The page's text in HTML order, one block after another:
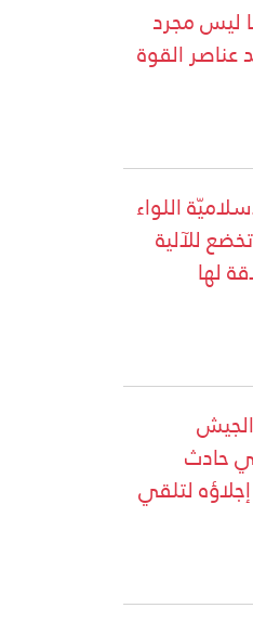
ليس مجرد
القوة
اللواء
للآلية
لها
حادث
لتلقي